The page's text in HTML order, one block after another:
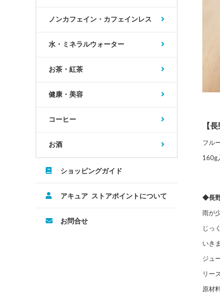
ノンカフェイン・カフェインレス
水・ミネラルウォーター
お茶・紅茶
健康・美容
コーヒー
お酒
ショッピングガイド
アキュア ストアポイントについて
お問合せ
【
フル
160g
◆長
雨が
じっ
いき
ジュ
リー
原材